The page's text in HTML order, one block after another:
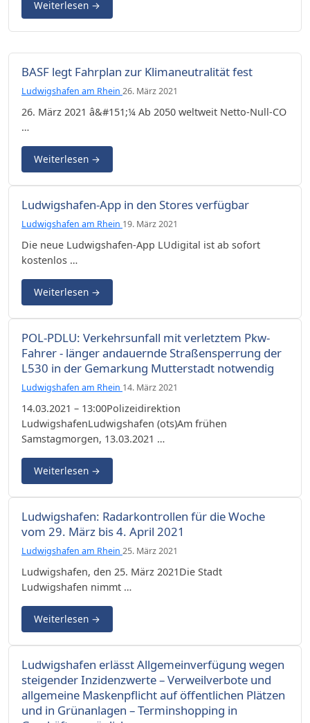
Weiterlesen →
BASF legt Fahrplan zur Klimaneutralität fest
Ludwigshafen am Rhein 26. März 2021
26. März 2021 â&#151;¼ Ab 2050 weltweit Netto-Null-CO
…
Weiterlesen →
Ludwigshafen-App in den Stores verfügbar
Ludwigshafen am Rhein 19. März 2021
Die neue Ludwigshafen-App LUdigital ist ab sofort
kostenlos …
Weiterlesen →
POL-PDLU: Verkehrsunfall mit verletztem Pkw-
Fahrer - länger andauernde Straßensperrung der
L530 in der Gemarkung Mutterstadt notwendig
Ludwigshafen am Rhein 14. März 2021
14.03.2021 – 13:00Polizeidirektion
LudwigshafenLudwigshafen (ots)Am frühen
Samstagmorgen, 13.03.2021 …
Weiterlesen →
Ludwigshafen: Radarkontrollen für die Woche
vom 29. März bis 4. April 2021
Ludwigshafen am Rhein 25. März 2021
Ludwigshafen, den 25. März 2021Die Stadt
Ludwigshafen nimmt …
Weiterlesen →
Ludwigshafen erlässt Allgemeinverfügung wegen
steigender Inzidenzwerte – Verweilverbote und
allgemeine Maskenpflicht auf öffentlichen Plätzen
und in Grünanlagen – Terminshopping in